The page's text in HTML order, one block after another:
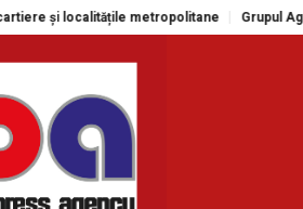
și localitățile metropolitane Grupul